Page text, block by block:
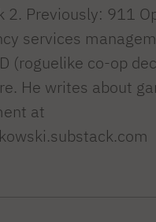
2. Previously: 911
services
(roguelike co-op
He writes about
at